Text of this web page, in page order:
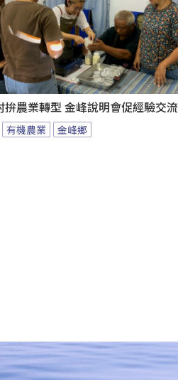
拚農業轉型 金峰說明會促經驗交流
有機農業 金峰鄉